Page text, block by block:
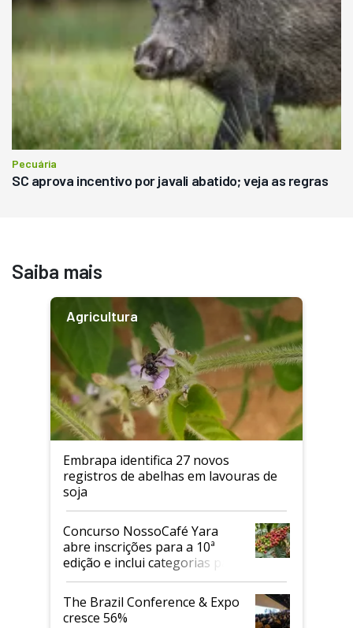
Pecuária
SC aprova incentivo por javali abatido; veja as regras
Saiba mais
Agricultura
Embrapa identifica 27 novos
registros de abelhas em lavouras de
soja
Concurso NossoCafé Yara
abre inscrições para a 10ª
edição e inclui categorias para
cafés Canephora
The Brazil Conference & Expo
cresce 56%